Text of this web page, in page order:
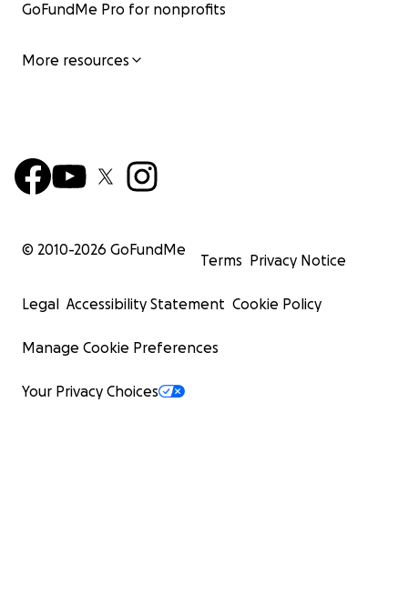
GoFundMe Pro for nonprofits
More resources
© 2010-2026 GoFundMe
Terms Privacy Notice
Legal Accessibility Statement Cookie Policy
Manage Cookie Preferences
Your Privacy Choices